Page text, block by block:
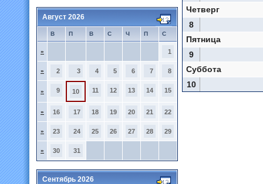
Август 2026
В П В С Ч П С
» 1
» 2 3 4 5 6 7 8
» 9 10 11 12 13 14 15
» 16 17 18 19 20 21 22
» 23 24 25 26 27 28 29
» 30 31
Сентябрь 2026
Четверг
8
Пятница
9
Суббота
10